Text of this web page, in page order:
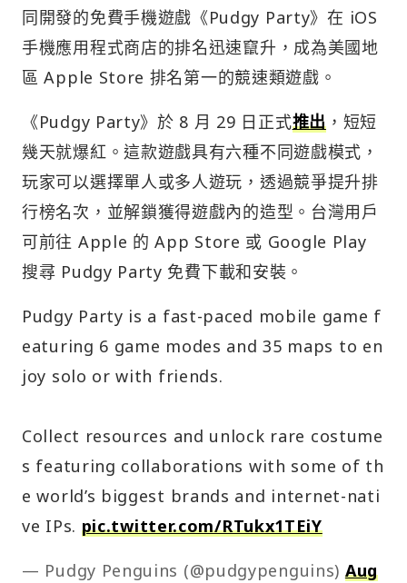
同開發的免費手機遊戲《Pudgy Party》在 iOS
手機應用程式商店的排名迅速竄升，成為美國地
區 Apple Store 排名第一的競速類遊戲。
《Pudgy Party》於 8 月 29 日正式推出，短短
幾天就爆紅。這款遊戲具有六種不同遊戲模式，
玩家可以選擇單人或多人遊玩，透過競爭提升排
行榜名次，並解鎖獲得遊戲內的造型。台灣用戶
可前往 Apple 的 App Store 或 Google Play
搜尋 Pudgy Party 免費下載和安裝。
Pudgy Party is a fast-paced mobile game f
eaturing 6 game modes and 35 maps to en
joy solo or with friends.
Collect resources and unlock rare costume
s featuring collaborations with some of th
e world’s biggest brands and internet-nati
ve IPs. pic.twitter.com/RTukx1TEiY
— Pudgy Penguins (@pudgypenguins) Aug